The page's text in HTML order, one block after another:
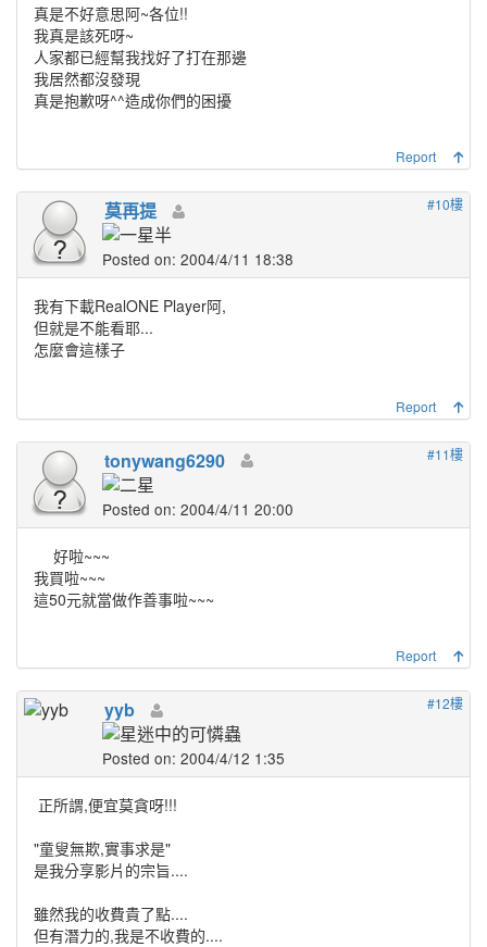
真是不好意思阿~各位!!
我真是該死呀~
人家都已經幫我找好了打在那邊
我居然都沒發現
真是抱歉呀^^造成你們的困擾
Report
#10樓
莫再提
Posted on: 2004/4/11 18:38
我有下載RealONE Player阿,
但就是不能看耶...
怎麼會這樣子
Report
#11樓
tonywang6290
Posted on: 2004/4/11 20:00
好啦~~~
我買啦~~~
這50元就當做作善事啦~~~
Report
#12樓
yyb
Posted on: 2004/4/12 1:35
正所謂,便宜莫貪呀!!!
"童叟無欺,實事求是"
是我分享影片的宗旨....
雖然我的收費貴了點....
但有潛力的,我是不收費的....